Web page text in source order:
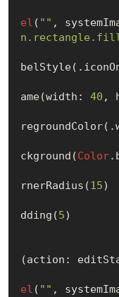
el ( "" ,
ame(width: 40 ,
ckground(Color
rnerRadius(15)
dding(5)
(action:
el ( "" ,